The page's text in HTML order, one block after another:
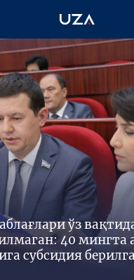
ўз
40 мингта
субсидия